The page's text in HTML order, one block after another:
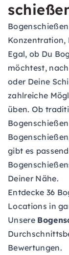
Konzentration,
Egal, ob Du
möchtest,
oder Deine
zahlreiche
üben. Ob
gibt es
Deiner Nähe.
Entdecke 36
Locations in
Unsere
Bewertungen.